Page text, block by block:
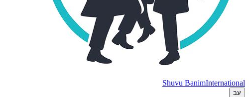
Shuvu BanimInternational
עב